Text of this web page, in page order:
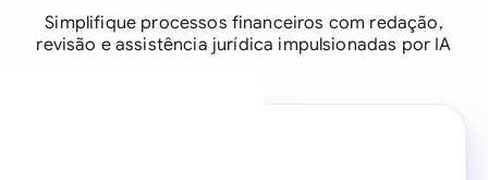
Simplifique processos financeiros com redação,
revisão e assistência jurídica impulsionadas por IA